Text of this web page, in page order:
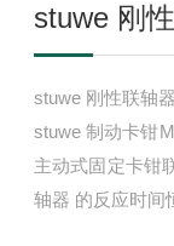
stuwe 刚
stuwe 刚性联轴
stuwe 制动卡钳
主动式固定卡钳
轴器 的反应时间